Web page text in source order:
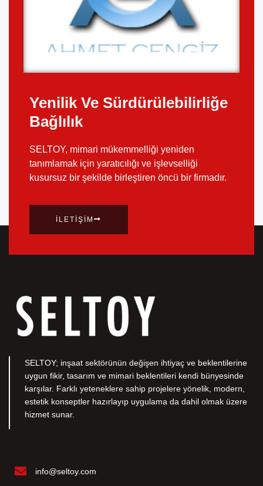
Yenilik Ve Sürdürülebilirliğe
Bağlılık
SELTOY, mimari mükemmelliği yeniden
tanımlamak için yaratıcılığı ve işlevselliği
kusursuz bir şekilde birleştiren öncü bir firmadır.
İLETIŞIM
SELTOY; inşaat sektörünün değişen ihtiyaç ve beklentilerine
uygun fikir, tasarım ve mimari beklentileri kendi bünyesinde
karşılar. Farklı yeteneklere sahip projelere yönelik, modern,
estetik konseptler hazırlayıp uygulama da dahil olmak üzere
hizmet sunar.
info@seltoy.com